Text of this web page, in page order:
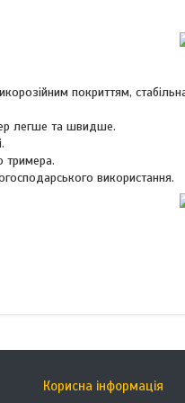
покриттям,
легше та швидше.
тримера.
використання.
Корисна інформація